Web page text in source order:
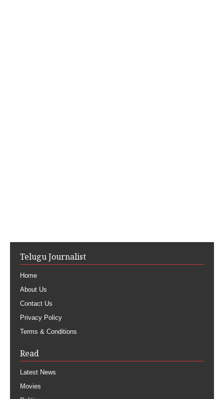
Telugu Journalist
Home
About Us
Contact Us
Privacy Policy
Terms & Conditions
Read
Latest News
Movies